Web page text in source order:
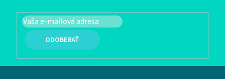
PRIHLÁSIŤ SA